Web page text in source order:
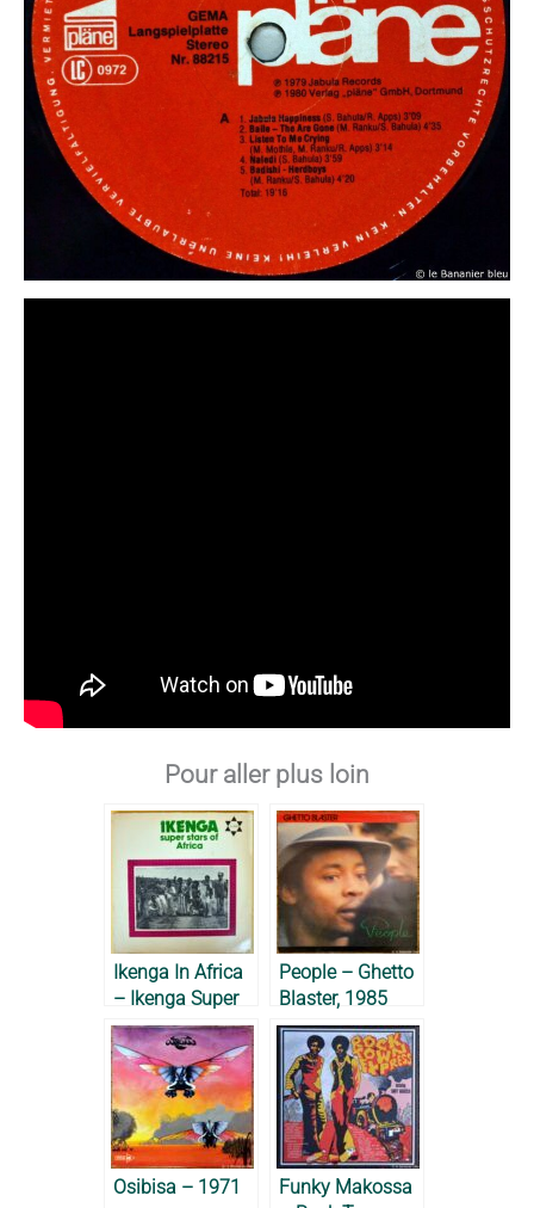
Pour aller plus loin
Ikenga In Africa
– Ikenga Super
Stars of Africa,
1975
People – Ghetto
Blaster, 1985
Osibisa – 1971
Funky Makossa